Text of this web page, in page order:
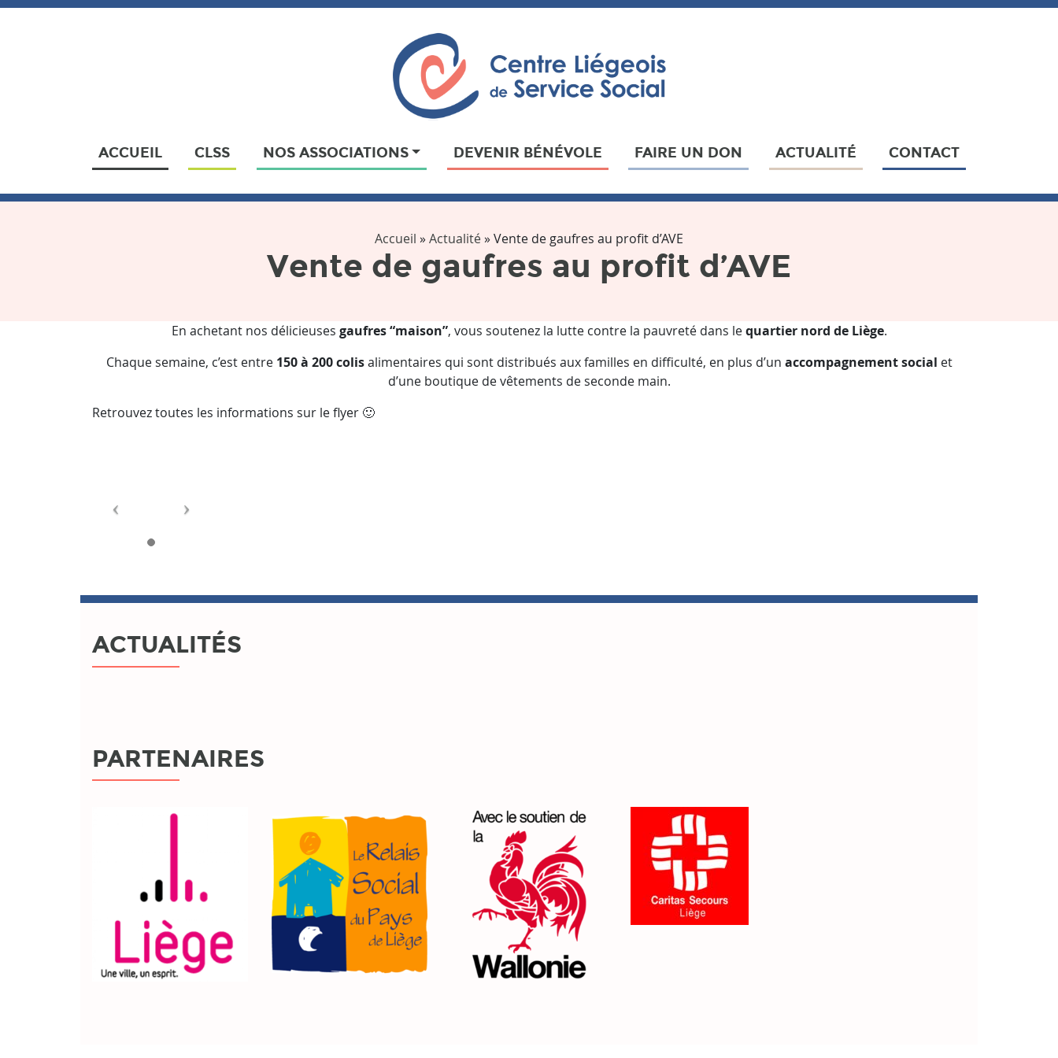
ACCUEIL CLSS NOS ASSOCIATIONS DEVENIR BÉNÉVOLE FAIRE UN DON ACTUALITÉ CONTACT
Accueil »Actualité»Vente de gaufres au profit d’AVE
Vente de gaufres au profit d’AVE
En achetant nos délicieuses gaufres “maison”, vous soutenez la lutte contre la pauvreté dans lequartier nord de Liège.
Chaque semaine, c’est entre 150 à 200 colisalimentaires qui sont distribués aux familles en difficulté, en plus d’un accompagnement social et
d’une boutique de vêtements de seconde main.
Retrouvez toutes les informations sur le flyer 🙂
ACTUALITÉS
PARTENAIRES